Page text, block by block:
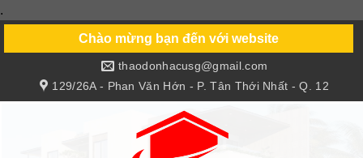
.
content
Chào mừng bạn đến với website
129/26A - Phan Văn Hớn - P. Tân Thới Nhất - Q. 12
thaodonhacusg@gmail.com